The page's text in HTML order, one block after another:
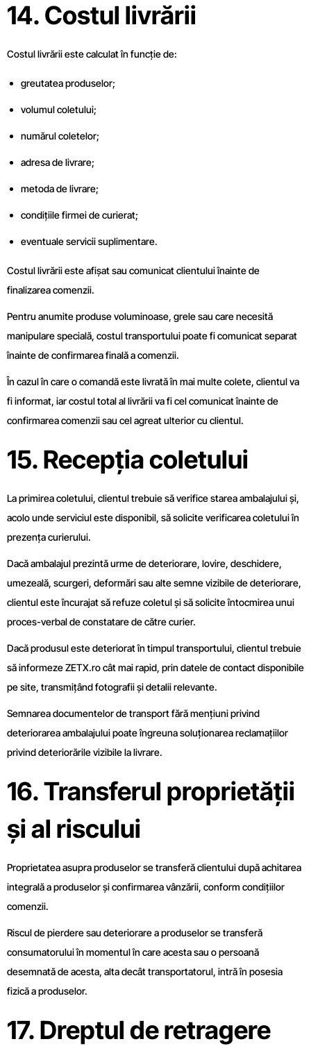
14. Costul livrării
Costul livrării este calculat în funcție de:
greutatea produselor;
volumul coletului;
numărul coletelor;
adresa de livrare;
metoda de livrare;
condițiile firmei de curierat;
eventuale servicii suplimentare.
Costul livrării este afișat sau comunicat clientului înainte de
finalizarea comenzii.
Pentru anumite produse voluminoase, grele sau care necesită
manipulare specială, costul transportului poate fi comunicat separat
înainte de confirmarea finală a comenzii.
În cazul în care o comandă este livrată în mai multe colete, clientul va
fi informat, iar costul total al livrării va fi cel comunicat înainte de
confirmarea comenzii sau cel agreat ulterior cu clientul.
15. Recepția coletului
La primirea coletului, clientul trebuie să verifice starea ambalajului și,
acolo unde serviciul este disponibil, să solicite verificarea coletului în
prezența curierului.
Dacă ambalajul prezintă urme de deteriorare, lovire, deschidere,
umezeală, scurgeri, deformări sau alte semne vizibile de deteriorare,
clientul este încurajat să refuze coletul și să solicite întocmirea unui
proces-verbal de constatare de către curier.
Dacă produsul este deteriorat în timpul transportului, clientul trebuie
să informeze ZETX.ro cât mai rapid, prin datele de contact disponibile
pe site, transmițând fotografii și detalii relevante.
Semnarea documentelor de transport fără mențiuni privind
deteriorarea ambalajului poate îngreuna soluționarea reclamațiilor
privind deteriorările vizibile la livrare.
16. Transferul proprietății
și al riscului
Proprietatea asupra produselor se transferă clientului după achitarea
integrală a produselor și confirmarea vânzării, conform condițiilor
comenzii.
Riscul de pierdere sau deteriorare a produselor se transferă
consumatorului în momentul în care acesta sau o persoană
desemnată de acesta, alta decât transportatorul, intră în posesia
fizică a produselor.
17. Dreptul de retragere